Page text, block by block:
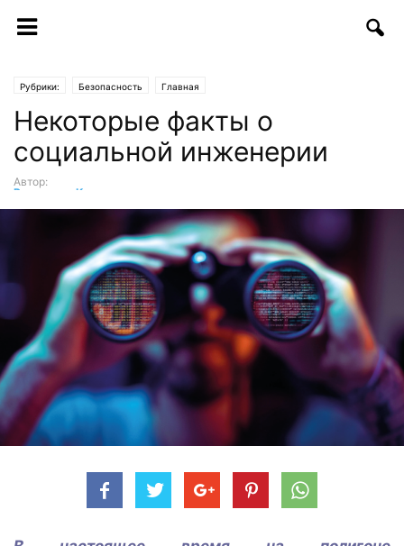
Рубрики: Безопасность Главная
Некоторые факты о
социальной инженерии
Автор:
Рахмонали Касимов